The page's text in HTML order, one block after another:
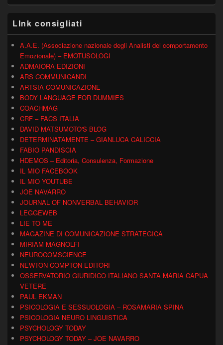
LInk consigliati
A.A.E. (Associazione nazionale degli Analisti del comportamento
Emozionale) – EMOTUSOLOGI
ADMAIORA EDIZIONI
ARS COMMUNICANDI
ARTSIA COMUNICAZIONE
BODY LANGUAGE FOR DUMMIES
COACHMAG
CRF – FACS ITALIA
DAVID MATSUMOTO'S BLOG
DETERMINATAMENTE – GIANLUCA CALICCIA
FABIO PANDISCIA
HDEMOS – Editoria, Consulenza, Formazione
IL MIO FACEBOOK
IL MIO YOUTUBE
JOE NAVARRO
JOURNAL OF NONVERBAL BEHAVIOR
LEGGEWEB
LIE TO ME
MAGAZINE DI COMUNICAZIONE STRATEGICA
MIRIAM MAGNOLFI
NEUROCOMSCIENCE
NEWTON COMPTON EDITORI
OSSERVATORIO GIURIDICO ITALIANO SANTA MARIA CAPUA
VETERE
PAUL EKMAN
PSICOLOGIA E SESSUOLOGIA – ROSAMARIA SPINA
PSICOLOGIA NEURO LINGUISTICA
PSYCHOLOGY TODAY
PSYCHOLOGY TODAY – JOE NAVARRO